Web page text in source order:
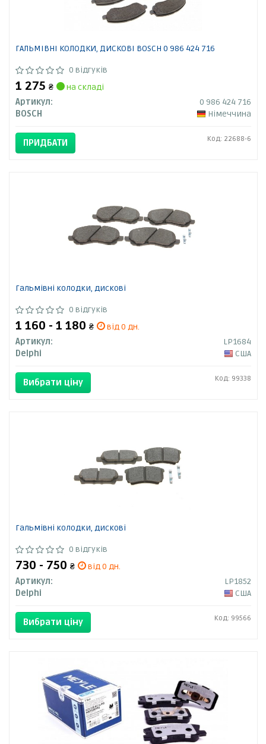
ГАЛЬМІВНІ КОЛОДКИ, ДИСКОВІ BOSCH 0 986 424 716
0 відгуків
1 275 ₴
на складі
Артикул:
0 986 424 716
BOSCH
Німеччина
ПРИДБАТИ Код: 22688-6
Гальмівні колодки, дискові
0 відгуків
1 160 - 1 180 ₴
від 0 дн.
Артикул:
LP1684
Delphi
США
Вибрати ціну Код: 99338
Гальмівні колодки, дискові
0 відгуків
730 - 750 ₴
від 0 дн.
Артикул:
LP1852
Delphi
США
Вибрати ціну Код: 99566